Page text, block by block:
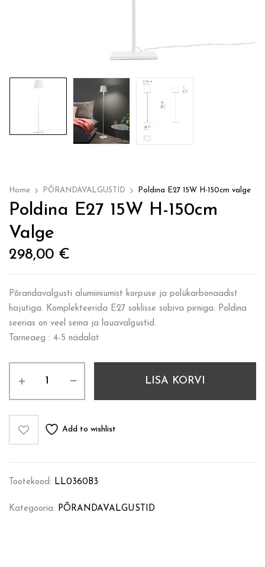
Home PÕRANDAVALGUSTID Poldina E27 15W H-150cm valge
Poldina E27 15W H-150cm
Valge
298,00 €
Põrandavalgusti alumiiniumist korpuse ja polükarbonaadist
hajutiga. Komplekteerida E27 soklisse sobiva pirniga. Poldina
seerias on veel seina ja lauavalgustid.
Tarneaeg : 4-5 nädalat
LISA KORVI
Add to wishlist
Tootekood: LL0360B3
Kategooria: PÕRANDAVALGUSTID